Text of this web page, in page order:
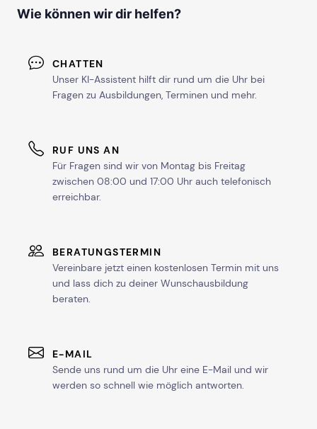
Wie können wir dir helfen?
CHATTEN
Unser KI-Assistent hilft dir rund um die Uhr bei
Fragen zu Ausbildungen, Terminen und mehr.
RUF UNS AN
Für Fragen sind wir von Montag bis Freitag
zwischen 08:00 und 17:00 Uhr auch telefonisch
erreichbar.
BERATUNGSTERMIN
Vereinbare jetzt einen kostenlosen Termin mit uns
und lass dich zu deiner Wunschausbildung
beraten.
E-MAIL
Sende uns rund um die Uhr eine E-Mail und wir
werden so schnell wie möglich antworten.